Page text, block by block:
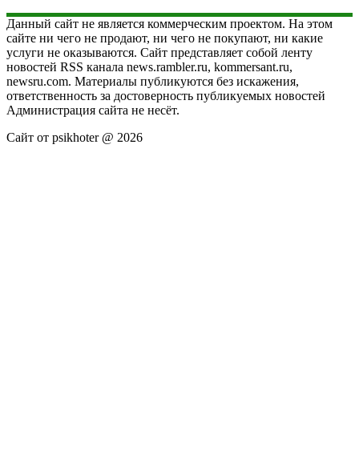
Данный сайт не является коммерческим проектом. На этом
сайте ни чего не продают, ни чего не покупают, ни какие
услуги не оказываются. Сайт представляет собой ленту
новостей RSS канала news.rambler.ru, kommersant.ru,
newsru.com. Материалы публикуются без искажения,
ответственность за достоверность публикуемых новостей
Администрация сайта не несёт.
Сайт от psikhoter @ 2026